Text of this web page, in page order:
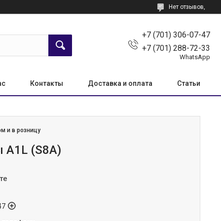
Нет отзывов,
+7 (701) 306-07-47
+7 (701) 288-72-33
WhatsApp
Контакты Доставка и оплата Статьи
и в розницу
A1L (S8A)